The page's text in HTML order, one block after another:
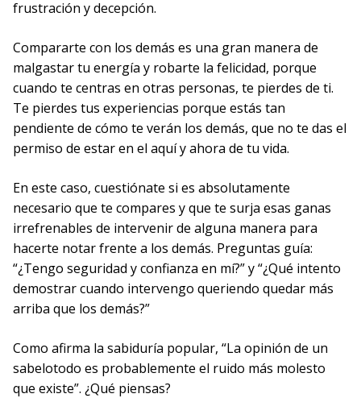
frustración y decepción.
Compararte con los demás es una gran manera de
malgastar tu energía y robarte la felicidad, porque
cuando te centras en otras personas, te pierdes de ti.
Te pierdes tus experiencias porque estás tan
pendiente de cómo te verán los demás, que no te das el
permiso de estar en el aquí y ahora de tu vida.
En este caso, cuestiónate si es absolutamente
necesario que te compares y que te surja esas ganas
irrefrenables de intervenir de alguna manera para
hacerte notar frente a los demás. Preguntas guía:
“¿Tengo seguridad y confianza en mí?” y “¿Qué intento
demostrar cuando intervengo queriendo quedar más
arriba que los demás?”
Como afirma la sabiduría popular, “La opinión de un
sabelotodo es probablemente el ruido más molesto
que existe”. ¿Qué piensas?